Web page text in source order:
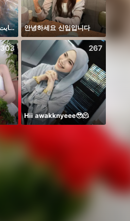
#حمایت تارگت بدون اسپانسر 안녕하세요 신입입니다
303 267
Hii awakknyeee🥹🫠